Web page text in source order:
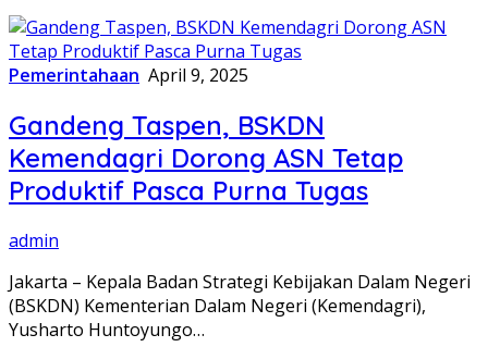
Pemerintahaan April 9, 2025
Gandeng Taspen, BSKDN
Kemendagri Dorong ASN Tetap
Produktif Pasca Purna Tugas
admin
Jakarta – Kepala Badan Strategi Kebijakan Dalam Negeri
(BSKDN) Kementerian Dalam Negeri (Kemendagri),
Yusharto Huntoyungo…